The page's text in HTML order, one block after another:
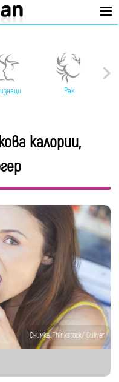
Рак
калории,
Снимка: Thinkstock/ Guliver